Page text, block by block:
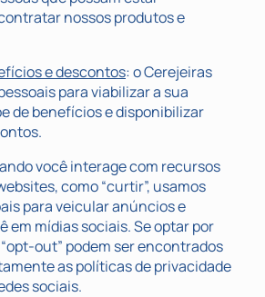
nossos produtos e
e descontos: o Cerejeiras
para viabilizar a sua
de benefícios e disponibilizar
você interage com recursos
como “curtir”, usamos
para veicular anúncios e
em mídias sociais. Se optar por
out” podem ser encontrados
as políticas de privacidade
sociais.